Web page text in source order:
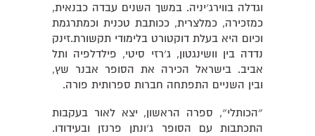
וגדלה בווירג׳יניה. במשך השנים עבדה כבנאית,
כמזכירה, כמלצרית, ככותבת טכנית וכמתרגמת
וכיום היא בעלת דוקטורט בלימודי תקשורת.זינק
נדדה בין וושינגטון, ג׳רזי סיטי, פילדלפיה ותל
אביב. בישראל הכירה את הסופר אבנר שץ,
ובין השניים התפתחה חברות ספרותית פורה.
״הכותלי״, ספרה הראשון, יצא לאור בעקבות
התכתבות עם הסופר ג׳ונתן פרנזן ובעידודו.